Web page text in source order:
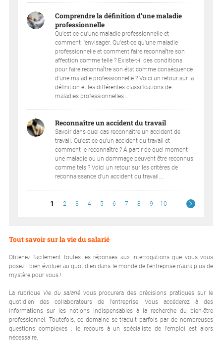
Comprendre la définition d'une maladie
professionnelle
Qu'est-ce qu'une maladie professionnelle et
comment l'envisager. Qu'est-ce qu'une maladie
professionnelle et comment faire reconnaître son
affection comme telle ? Existe-t-il des conditions
pour faire reconnaître son état comme conséquence
d'une maladie professionnelle ? Voici un retour sur la
définition et les différentes classifications de
maladies professionnelles....
Reconnaître un accident du travail
Savoir dans quel cas reconnaître un accident de
travail. Qu'est-ce qu'un accident du travail et
comment le reconnaître ? À partir de quel moment
une maladie ou un dommage peuvent être reconnus
comme tels ? Voici un retour sur les critères de
reconnaissance d'un accident du travail....
1 2 3 4 5 6 7 8 9 10
Tout savoir sur la vie du salarié
Obtenez facilement toutes les réponses aux interrogations que vous vous
posez : bien évoluer au quotidien dans le monde de l'entreprise n'aura plus de
mystère pour vous !
La rubrique Vie du salariévous procurera des précisions pratiques sur le
quotidien des collaborateurs de l'entreprise. Vous accéderez à des
informations sur les notions indispensables à la recherche du bien-être
professionnel. Toutefois, ce domaine se traduit parfois par de nombreuses
questions complexes : le recours à un spécialiste de l'emploi est alors
nécessaire.